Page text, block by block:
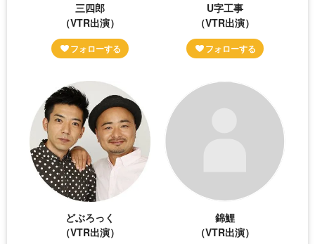
三四郎
（VTR出演）
U字工事
（VTR出演）
どぶろっく
（VTR出演）
錦鯉
（VTR出演）